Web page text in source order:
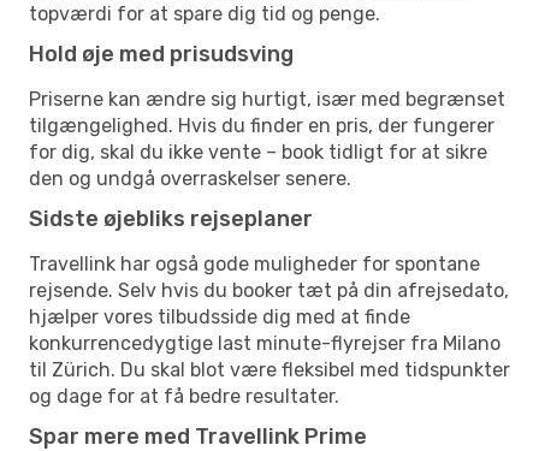
topværdi for at spare dig tid og penge.
Hold øje med prisudsving
Priserne kan ændre sig hurtigt, især med begrænset
tilgængelighed. Hvis du finder en pris, der fungerer
for dig, skal du ikke vente – book tidligt for at sikre
den og undgå overraskelser senere.
Sidste øjebliks rejseplaner
Travellink har også gode muligheder for spontane
rejsende. Selv hvis du booker tæt på din afrejsedato,
hjælper vores tilbudsside dig med at finde
konkurrencedygtige last minute-flyrejser fra Milano
til Zürich. Du skal blot være fleksibel med tidspunkter
og dage for at få bedre resultater.
Spar mere med Travellink Prime